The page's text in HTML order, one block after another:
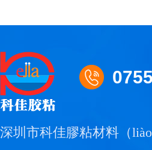
深圳市科佳膠粘材料（